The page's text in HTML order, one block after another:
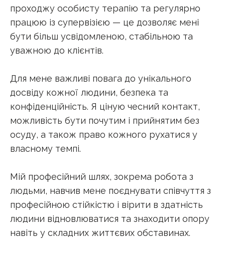
проходжу особисту терапію та регулярно
працюю із супервізією — це дозволяє мені
бути більш усвідомленою, стабільною та
уважною до клієнтів.
Для мене важливі повага до унікального
досвіду кожної людини, безпека та
конфіденційність. Я ціную чесний контакт,
можливість бути почутим і прийнятим без
осуду, а також право кожного рухатися у
власному темпі.
Мій професійний шлях, зокрема робота з
людьми, навчив мене поєднувати співчуття з
професійною стійкістю і вірити в здатність
людини відновлюватися та знаходити опору
навіть у складних життєвих обставинах.